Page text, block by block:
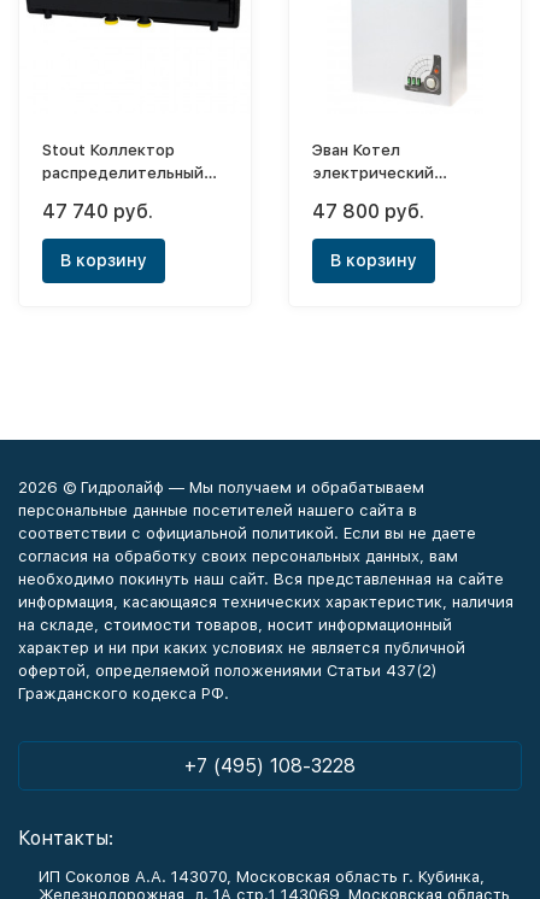
Stout Коллектор
распределительный
теплоизоляции DN28)
47 740 руб.
В корзину
Эван Котел
электрический
47 800 руб.
В корзину
2026 © Гидролайф — Мы получаем и обрабатываем
персональные данные посетителей нашего сайта в
соответствии с официальной политикой. Если вы не даете
согласия на обработку своих персональных данных, вам
необходимо покинуть наш сайт. Вся представленная на сайте
информация, касающаяся технических характеристик, наличия
на складе, стоимости товаров, носит информационный
характер и ни при каких условиях не является публичной
офертой, определяемой положениями Статьи 437(2)
Гражданского кодекса РФ.
+7 (495) 108-3228
Контакты:
ИП Соколов А.А. 143070, Московская область г. Кубинка,
Железнодорожная, д. 1А стр.1 143069, Московская область,